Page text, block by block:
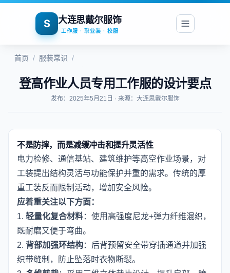
S 大连思戴尔服饰
工作服 · 职业装 · 校服
首页 / 服装常识 /
登高作业人员专用工作服的设计要点
发布：2025年5月21日 · 来源：大连思戴尔服饰
不是防摔，而是减缓冲击和提升灵活性
电力检修、通信基站、建筑维护等高空作业场景，对
工装提出结构灵活与功能保护并重的需求。传统的厚
重工装反而限制活动，增加安全风险。
应着重关注以下方面：
1. 轻量化复合材料：使用高强度尼龙+弹力纤维混织，
既耐磨又便于弯曲。
2. 背部加强环结构：后背预留安全带穿插通道并加强
织带缝制，防止坠落时衣物断裂。